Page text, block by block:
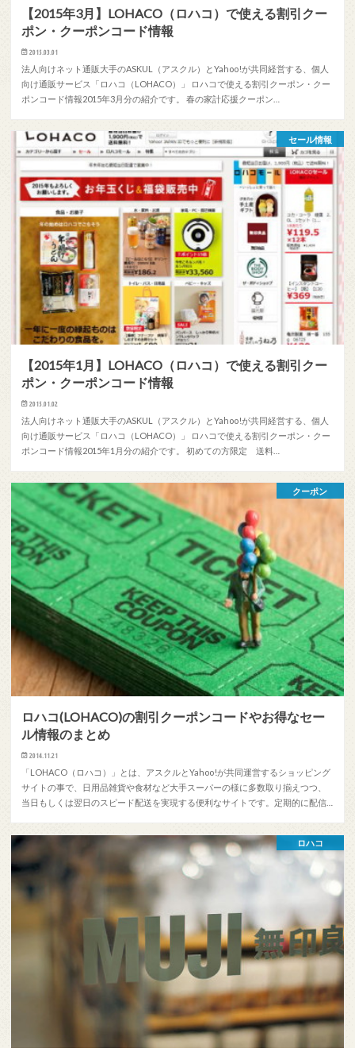
【2015年3月】LOHACO（ロハコ）で使える割引クー
ポン・クーポンコード情報
2015.03.01
法人向けネット通販大手のASKUL（アスクル）とYahoo!が共同経営する、個人
向け通販サービス「ロハコ（LOHACO）」 ロハコで使える割引クーポン・クー
ポンコード情報2015年3月分の紹介です。 春の家計応援クーポン…
セール情報
【2015年1月】LOHACO（ロハコ）で使える割引クー
ポン・クーポンコード情報
2015.01.02
法人向けネット通販大手のASKUL（アスクル）とYahoo!が共同経営する、個人
向け通販サービス「ロハコ（LOHACO）」 ロハコで使える割引クーポン・クー
ポンコード情報2015年1月分の紹介です。 初めての方限定 送料…
クーポン
ロハコ(LOHACO)の割引クーポンコードやお得なセー
ル情報のまとめ
2014.11.21
「LOHACO（ロハコ）」とは、アスクルとYahoo!が共同運営するショッピング
サイトの事で、日用品雑貨や食材など大手スーパーの様に多数取り揃えつつ、
当日もしくは翌日のスピード配送を実現する便利なサイトです。定期的に配信…
ロハコ